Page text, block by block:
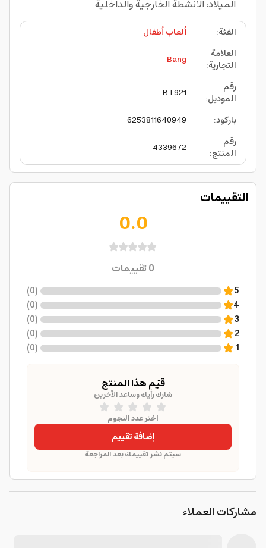
الميلاد، الأنشطة الخارجية والداخلية
الفئة:
ألعاب أطفال
العلامة
التجارية:
Bang
رقم
الموديل:
BT921
باركود:
6253811640949
رقم
المنتج:
4339672
التقييمات
0.0
0تقييمات
5
(
0
)
4
(
0
)
3
(
0
)
2
(
0
)
1
(
0
)
قيّم هذا المنتج
شارك رأيك وساعد الآخرين
اختر عدد النجوم
إضافة تقييم
سيتم نشر تقييمك بعد المراجعة
مشاركات العملاء